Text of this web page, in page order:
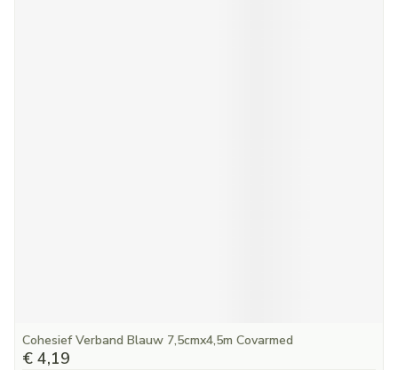
Cohesief Verband Blauw 7,5cmx4,5m Covarmed
€ 4,19